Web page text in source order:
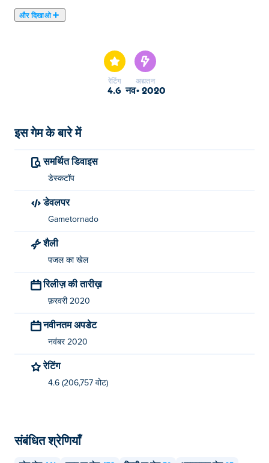
और दिखाओ
रेटिंग
4.6
अद्यतन
नव॰ 2020
इस गेम के बारे में
समर्थित डिवाइस
डेस्कटॉप
डेवलपर
Gametornado
शैली
पजल का खेल
रिलीज़ की तारीख़
फ़रवरी 2020
नवीनतम अपडेट
नवंबर 2020
रेटिंग
4.6 (206,757 वोट)
संबंधित श्रेणियाँ